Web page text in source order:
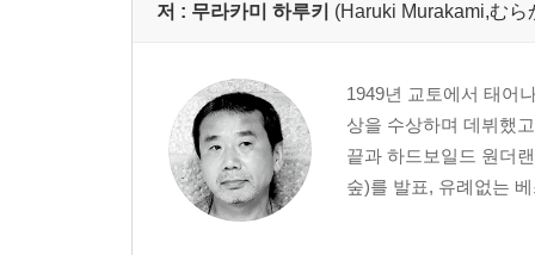
저 : 무라카미 하루키 (Haruki Murakami,む
1949년 교토에서 태어
상을 수상하며 데뷔했
끝과 하드보일드 원더
숲)를 발표, 유례없는